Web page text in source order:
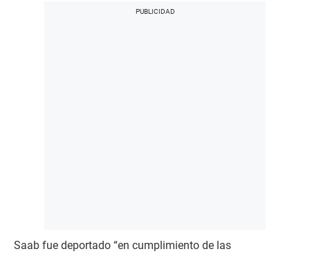
Saab fue deportado “en cumplimiento de las